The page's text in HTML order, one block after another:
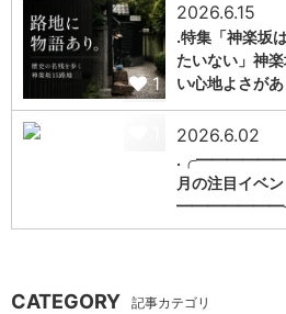
1
2026.6.15
.特集「神楽坂
たいない」神
い心地よさが
2026.6.02
月の注目イ
━━━━━━━╯6
CATEGORY 記事カテゴリ